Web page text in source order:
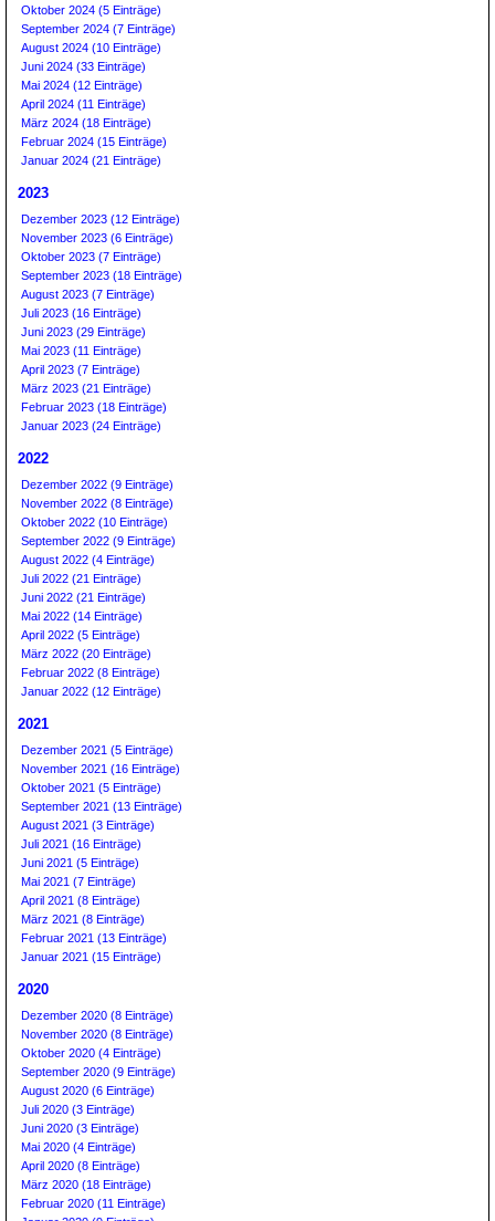
Oktober 2024 (5 Einträge)
September 2024 (7 Einträge)
August 2024 (10 Einträge)
Juni 2024 (33 Einträge)
Mai 2024 (12 Einträge)
April 2024 (11 Einträge)
März 2024 (18 Einträge)
Februar 2024 (15 Einträge)
Januar 2024 (21 Einträge)
2023
Dezember 2023 (12 Einträge)
November 2023 (6 Einträge)
Oktober 2023 (7 Einträge)
September 2023 (18 Einträge)
August 2023 (7 Einträge)
Juli 2023 (16 Einträge)
Juni 2023 (29 Einträge)
Mai 2023 (11 Einträge)
April 2023 (7 Einträge)
März 2023 (21 Einträge)
Februar 2023 (18 Einträge)
Januar 2023 (24 Einträge)
2022
Dezember 2022 (9 Einträge)
November 2022 (8 Einträge)
Oktober 2022 (10 Einträge)
September 2022 (9 Einträge)
August 2022 (4 Einträge)
Juli 2022 (21 Einträge)
Juni 2022 (21 Einträge)
Mai 2022 (14 Einträge)
April 2022 (5 Einträge)
März 2022 (20 Einträge)
Februar 2022 (8 Einträge)
Januar 2022 (12 Einträge)
2021
Dezember 2021 (5 Einträge)
November 2021 (16 Einträge)
Oktober 2021 (5 Einträge)
September 2021 (13 Einträge)
August 2021 (3 Einträge)
Juli 2021 (16 Einträge)
Juni 2021 (5 Einträge)
Mai 2021 (7 Einträge)
April 2021 (8 Einträge)
März 2021 (8 Einträge)
Februar 2021 (13 Einträge)
Januar 2021 (15 Einträge)
2020
Dezember 2020 (8 Einträge)
November 2020 (8 Einträge)
Oktober 2020 (4 Einträge)
September 2020 (9 Einträge)
August 2020 (6 Einträge)
Juli 2020 (3 Einträge)
Juni 2020 (3 Einträge)
Mai 2020 (4 Einträge)
April 2020 (8 Einträge)
März 2020 (18 Einträge)
Februar 2020 (11 Einträge)